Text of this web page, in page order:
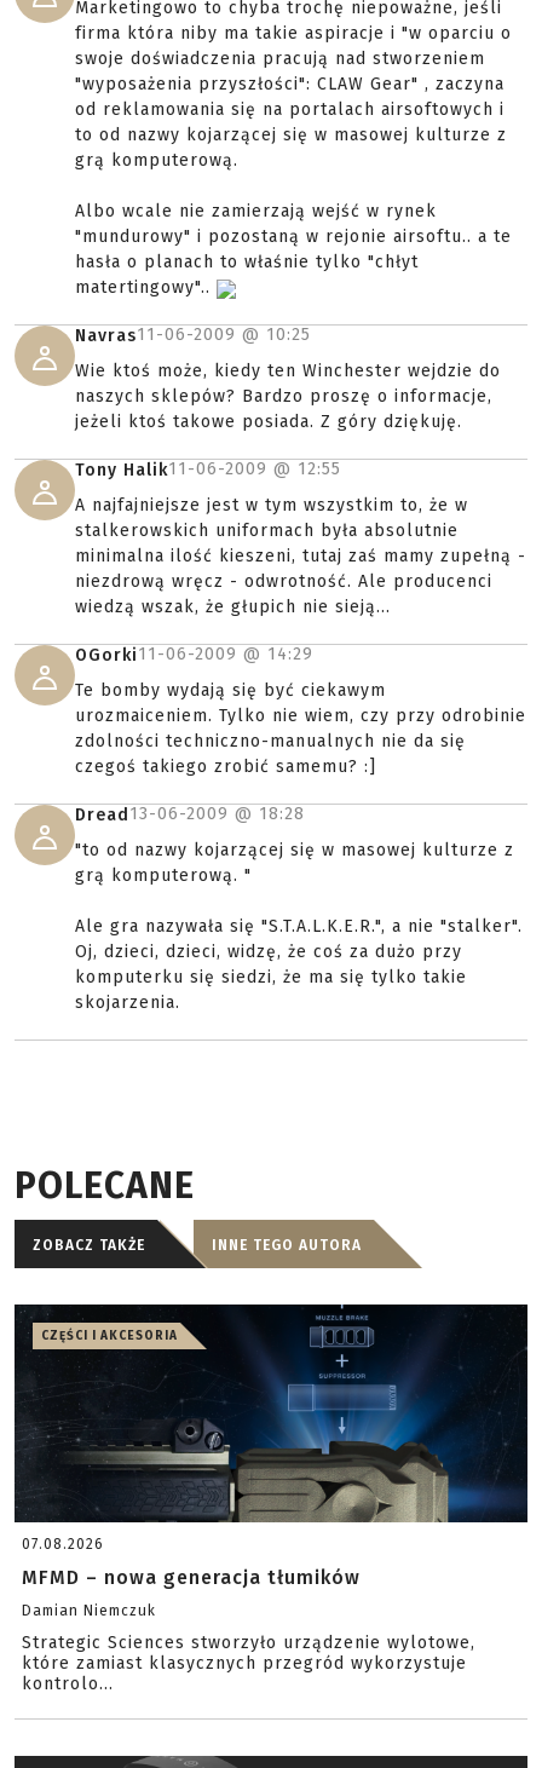
Marketingowo to chyba trochę niepoważne, jeśli
firma która niby ma takie aspiracje i "w oparciu o
swoje doświadczenia pracują nad stworzeniem
"wyposażenia przyszłości": CLAW Gear" , zaczyna
od reklamowania się na portalach airsoftowych i
to od nazwy kojarzącej się w masowej kulturze z
grą komputerową.
Albo wcale nie zamierzają wejść w rynek
"mundurowy" i pozostaną w rejonie airsoftu.. a te
hasła o planach to właśnie tylko "chłyt
matertingowy"..
Navras11-06-2009 @ 10:25
Wie ktoś może, kiedy ten Winchester wejdzie do
naszych sklepów? Bardzo proszę o informacje,
jeżeli ktoś takowe posiada. Z góry dziękuję.
Tony Halik11-06-2009 @ 12:55
A najfajniejsze jest w tym wszystkim to, że w
stalkerowskich uniformach była absolutnie
minimalna ilość kieszeni, tutaj zaś mamy zupełną -
niezdrową wręcz - odwrotność. Ale producenci
wiedzą wszak, że głupich nie sieją...
OGorki11-06-2009 @ 14:29
Te bomby wydają się być ciekawym
urozmaiceniem. Tylko nie wiem, czy przy odrobinie
zdolności techniczno-manualnych nie da się
czegoś takiego zrobić samemu? :]
Dread 13-06-2009 @ 18:28
"to od nazwy kojarzącej się w masowej kulturze z
grą komputerową. "
Ale gra nazywała się "S.T.A.L.K.E.R.", a nie "stalker".
Oj, dzieci, dzieci, widzę, że coś za dużo przy
komputerku się siedzi, że ma się tylko takie
skojarzenia.
POLECANE
ZOBACZ TAKŻE INNE TEGO AUTORA
CZĘŚCI I AKCESORIA
07.08.2026
MFMD – nowa generacja tłumików
Damian Niemczuk
Strategic Sciences stworzyło urządzenie wylotowe,
które zamiast klasycznych przegród wykorzystuje
kontrolo...